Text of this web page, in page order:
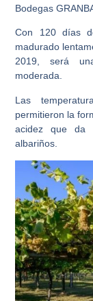
Bodegas
Con 120 días
madurado
2019, será
moderada
Las
permitieron la
acidez que da
albariños.